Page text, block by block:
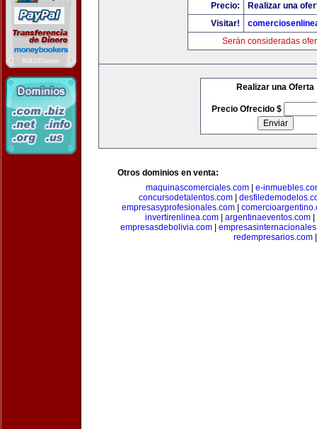
Precio:
Realizar una
Visitar!
Serán consideradas
Realizar una Oferta
Precio Ofrecido $
Otros dominios en venta:
maquinascomerciales.com
e-
concursodetalentos.com|
empresasyprofesionales.com|
invertirenlinea.com| argentinaeventos.com|
empresasdebolivia.com|
redempresarios.com